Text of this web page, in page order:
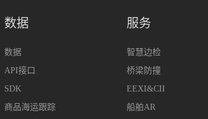
数据
数据
API接口
SDK
商品海运跟踪
服务
智慧边检
桥梁防撞
EEXI&CII
船舶AR